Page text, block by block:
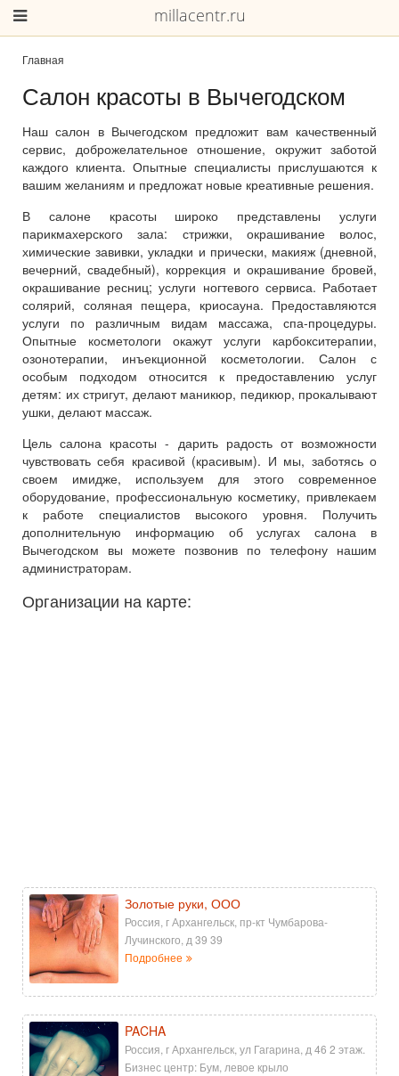
millacentr.ru
Главная
Салон красоты в Вычегодском
Наш салон в Вычегодском предложит вам качественный
сервис, доброжелательное отношение, окружит заботой
каждого клиента. Опытные специалисты прислушаются к
вашим желаниям и предложат новые креативные решения.
В салоне красоты широко представлены услуги
парикмахерского зала: стрижки, окрашивание волос,
химические завивки, укладки и прически, макияж (дневной,
вечерний, свадебный), коррекция и окрашивание бровей,
окрашивание ресниц; услуги ногтевого сервиса. Работает
солярий, соляная пещера, криосауна. Предоставляются
услуги по различным видам массажа, спа-процедуры.
Опытные косметологи окажут услуги карбокситерапии,
озонотерапии, инъекционной косметологии. Салон с
особым подходом относится к предоставлению услуг
детям: их стригут, делают маникюр, педикюр, прокалывают
ушки, делают массаж.
Цель салона красоты - дарить радость от возможности
чувствовать себя красивой (красивым). И мы, заботясь о
своем имидже, используем для этого современное
оборудование, профессиональную косметику, привлекаем
к работе специалистов высокого уровня. Получить
дополнительную информацию об услугах салона в
Вычегодском вы можете позвонив по телефону нашим
администраторам.
Организации на карте:
Золотые руки, ООО
Россия, г Архангельск, пр-кт Чумбарова-
Лучинского, д 39 39
Подробнее
PACHA
Россия, г Архангельск, ул Гагарина, д 46 2 этаж.
Бизнес центр: Бум, левое крыло